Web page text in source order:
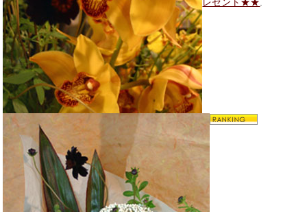
レゼント★★.